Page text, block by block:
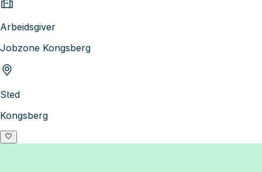
Arbeidsgiver
Jobzone Kongsberg
Sted
Kongsberg